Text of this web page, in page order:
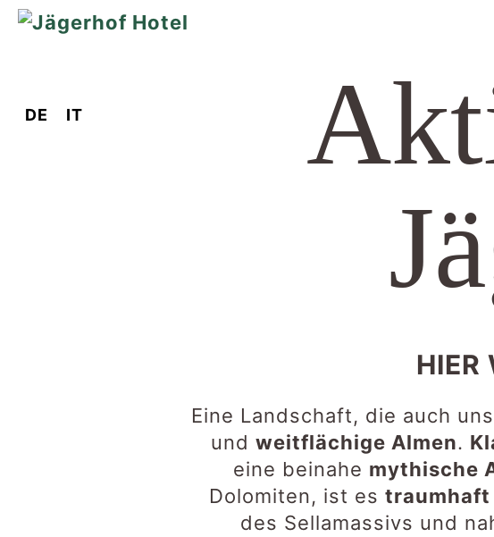
DE IT
HIER
Eine Landschaft, die auch
undweitflächige Almen.
eine beinahe mythische
Dolomiten, ist estraumhaft
des Sellamassivs und